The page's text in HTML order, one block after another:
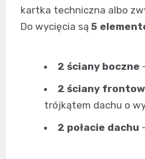
kartka techniczna albo
Do wycięcia są 5
2 ściany boczne
2 ściany
trójkątem dachu o
2 połacie dachu